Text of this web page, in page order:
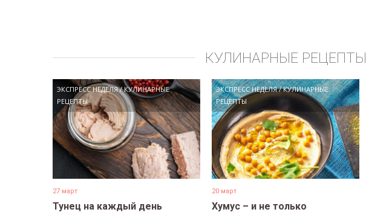
КУЛИНАРНЫЕ РЕЦЕПТЫ
ЭКСПРЕСС НЕДЕЛЯ/КУЛИНАРНЫЕ
РЕЦЕПТЫ
27 март
Тунец на каждый день
ЭКСПРЕСС НЕДЕЛЯ/КУЛИНАРНЫЕ
РЕЦЕПТЫ
20 март
Хумус – и не только